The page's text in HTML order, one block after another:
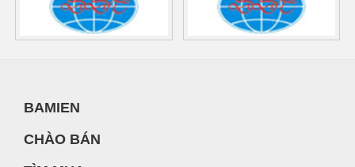
BAMIEN
CHÀO BÁN